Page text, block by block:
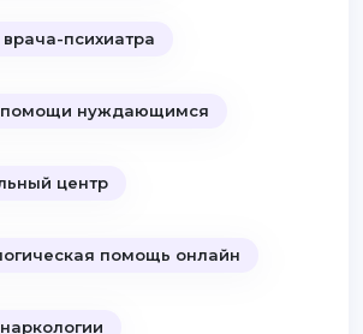
врача-психиатра
помощи нуждающимся
центр
помощь онлайн